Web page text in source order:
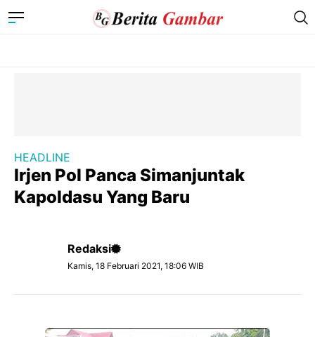
HEADLINE
Irjen Pol Panca Simanjuntak
Kapoldasu Yang Baru
Redaksi
Kamis, 18 Februari 2021, 18:06 WIB